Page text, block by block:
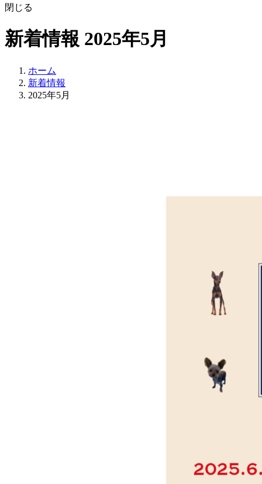
閉じる
新着情報 2025年5月
ホーム
新着情報
2025年5月